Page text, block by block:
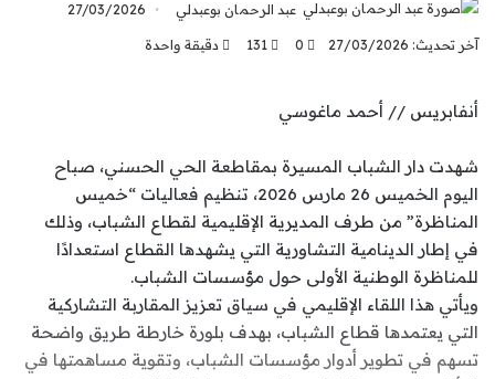
عبد الرحمان بوعبدلي 27/03/2026
آخر تحديث: 27/03/2026 0
131 دقيقة واحدة
أنفابريس // أحمد ماغوسي
شهدت دار الشباب المسيرة بمقاطعة الحي الحسني، صباح
اليوم الخميس 26 مارس 2026، تنظيم فعاليات “خميس
المناظرة” من طرف المديرية الإقليمية لقطاع الشباب، وذلك
في إطار الدينامية التشاورية التي يشهدها القطاع استعدادًا
للمناظرة الوطنية الأولى حول مؤسسات الشباب.
ويأتي هذا اللقاء الإقليمي في سياق تعزيز المقاربة التشاركية
التي يعتمدها قطاع الشباب، بهدف بلورة خارطة طريق واضحة
تسهم في تطوير أدوار مؤسسات الشباب، وتقوية مساهمتها في